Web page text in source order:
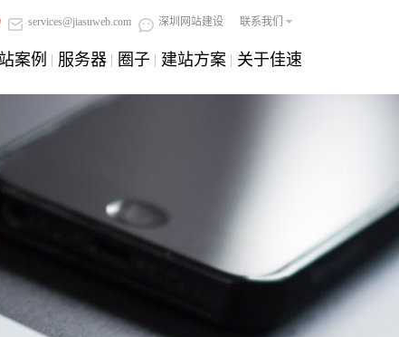
services@jiasuweb.com 深圳网站建设 联系我们
案例 服务器 圈子 建站方案 关于佳速